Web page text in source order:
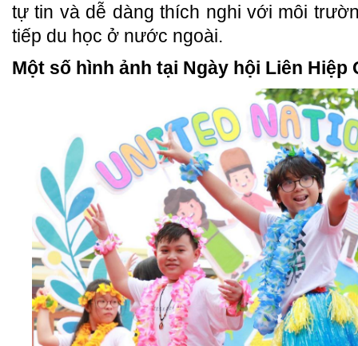
tự tin và dễ dàng thích nghi với môi
tiếp du học ở nước ngoài.
Một số hình ảnh tại Ngày hội Liên Hiệp